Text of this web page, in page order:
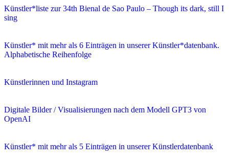
Künstler*liste zur 34th Bienal de Sao Paulo – Though its dark, still I
sing
Künstler* mit mehr als 6 Einträgen in unserer Künstler*datenbank.
Alphabetische Reihenfolge
Künstlerinnen und Instagram
Digitale Bilder / Visualisierungen nach dem Modell GPT3 von
OpenAI
Künstler* mit mehr als 5 Einträgen in unserer Künstlerdatenbank